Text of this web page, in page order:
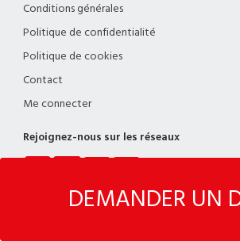
DEMANDER UN
Conditions générales
Politique de confidentialité
Politique de cookies
Contact
Me connecter
Rejoignez-nous sur les réseaux